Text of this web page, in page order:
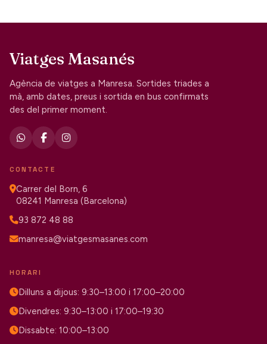
Viatges Masanés
Agència de viatges a Manresa. Sortides triades a
mà, amb dates, preus i sortida en bus confirmats
des del primer moment.
CONTACTE
Carrer del Born, 6
08241 Manresa (Barcelona)
93 872 48 88
manresa@viatgesmasanes.com
HORARI
Dilluns a dijous: 9:30–13:00 i 17:00–20:00
Divendres: 9:30–13:00 i 17:00–19:30
Dissabte: 10:00–13:00